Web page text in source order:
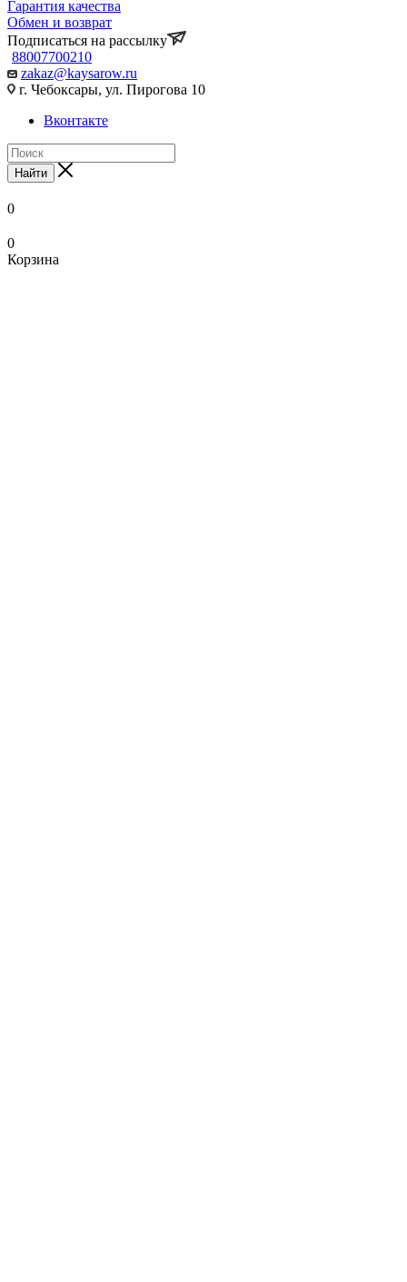
Гарантия качества
Обмен и возврат
Подписаться на рассылку
88007700210
zakaz@kaysarow.ru
г. Чебоксары, ул. Пирогова 10
Вконтакте
Найти
0
0
Корзина